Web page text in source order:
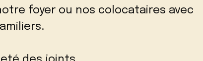
foyer ou nos colocataires avec